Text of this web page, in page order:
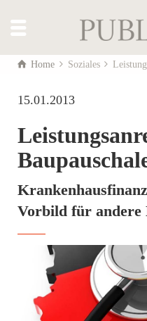
Home Soziales
15.01.2013
Vorbild für andere